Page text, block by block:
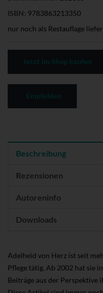
ISBN: 9783863213350
nur noch als Restauflage
Beschreibung
Rezensionen
Autoreninfo
Downloads
Adelheid von Herz ist seit
Pflege tätig. Ab 2002 hat sie
Beiträge aus der